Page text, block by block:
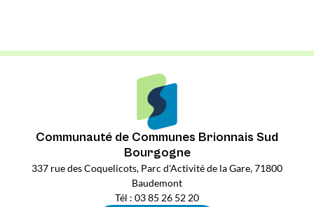
Communauté de Communes Brionnais Sud
Bourgogne
337 rue des Coquelicots, Parc d'Activité de la Gare, 71800
Baudemont
Tél : 03 85 26 52 20